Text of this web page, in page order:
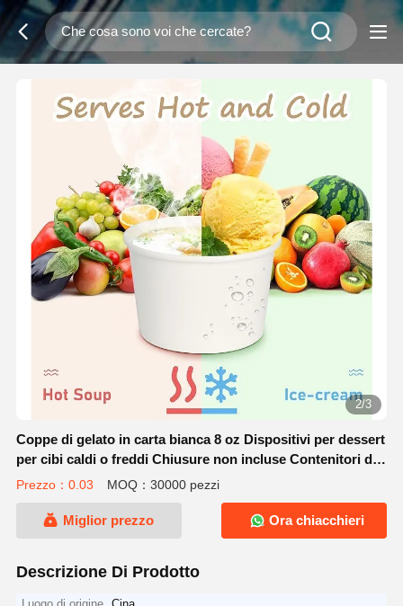
2/3
Coppe di gelato in carta bianca 8 oz Dispositivi per dessert
per cibi caldi o freddi Chiusure non incluse Contenitori di
snack in carta per zuppa di yogurt surgelato Sundae
Prezzo：0.03 MOQ：30000 pezzi
Miglior prezzo Ora chiacchieri
Descrizione Di Prodotto